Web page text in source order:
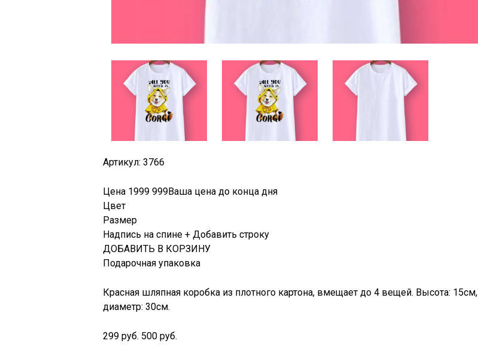
Артикул: 3766
Цена 1999 999Ваша цена до конца дня
Цвет
Размер
Надпись на спине + Добавить строку
ДОБАВИТЬ В КОРЗИНУ
Подарочная упаковка
Красная шляпная коробка из плотного картона, вмещает до 4 вещей. Высота: 15см,
диаметр: 30см.
299 руб. 500 руб.